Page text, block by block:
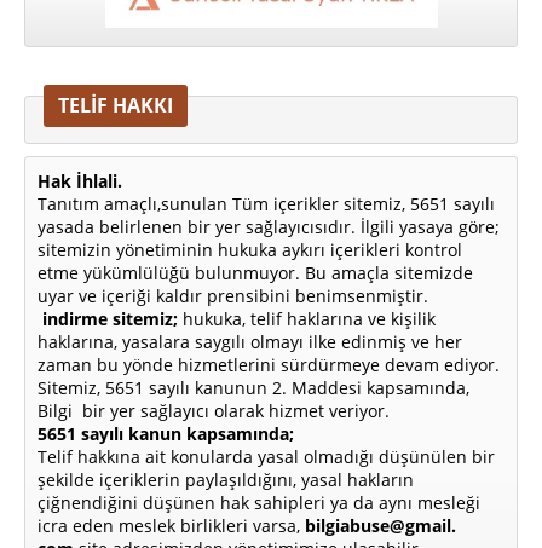
TELİF HAKKI
Hak İhlali.
Tanıtım amaçlı,sunulan Tüm içerikler sitemiz, 5651 sayılı
yasada belirlenen bir yer sağlayıcısıdır. İlgili yasaya göre;
sitemizin yönetiminin hukuka aykırı içerikleri kontrol
etme yükümlülüğü bulunmuyor. Bu amaçla sitemizde
uyar ve içeriği kaldır prensibini benimsenmiştir.
indirme sitemiz; hukuka, telif haklarına ve kişilik
haklarına, yasalara saygılı olmayı ilke edinmiş ve her
zaman bu yönde hizmetlerini sürdürmeye devam ediyor.
Sitemiz, 5651 sayılı kanunun 2. Maddesi kapsamında,
Bilgi bir yer sağlayıcı olarak hizmet veriyor.
5651 sayılı kanun kapsamında;
Telif hakkına ait konularda yasal olmadığı düşünülen bir
şekilde içeriklerin paylaşıldığını, yasal hakların
çiğnendiğini düşünen hak sahipleri ya da aynı mesleği
icra eden meslek birlikleri varsa, bilgiabuse@gmail.